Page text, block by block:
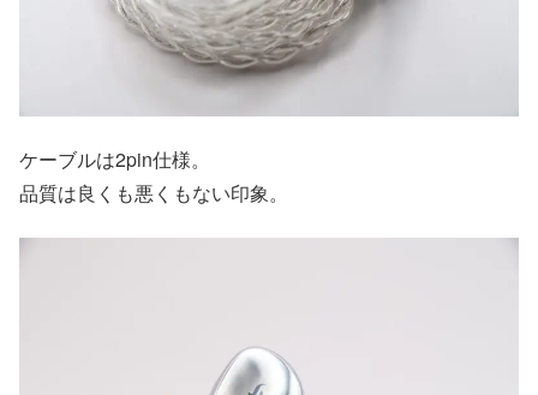
ケーブルは2pin仕様。
品質は良くも悪くもない印象。